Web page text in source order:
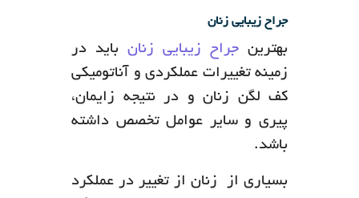
جراح زیبایی زنان
بهترین جراح زیبایی زنان باید در
زمینه تغییرات عملکردی و آناتومیکی
کف لگن زنان و در نتیجه زایمان،
پیری و سایر عوامل تخصص داشته
باشد.
بسیاری از زنان از تغییر در عملکرد